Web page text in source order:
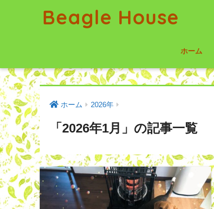
Beagle House
ホーム
ホーム 2026年
「2026年1月」の記事一覧